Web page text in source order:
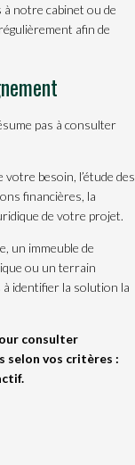
notre cabinet ou de
afin de
pas à consulter
votre besoin, l’étude des
financières, la
de votre projet.
un immeuble de
ou un terrain
identifier la solution la
consulter
selon vos critères :